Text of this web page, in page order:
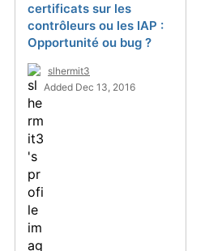
certificats sur les
contrôleurs ou les IAP :
Opportunité ou bug ?
slhermit3
Added Dec 13, 2016